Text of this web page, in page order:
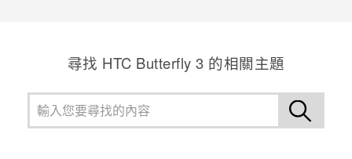
尋找 HTC Butterfly 3 的相關主題